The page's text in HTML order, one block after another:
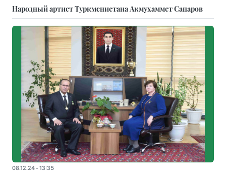
Народный артист Туркменистана Акмухаммет Сапаров
08.12.24 - 13:35